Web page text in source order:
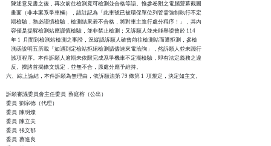
    陳述意見書之後，再次前往檢測竟可檢測並合格等語。惟參卷附之電腦營幕截圖
    畫面（非本案系爭車輛），該註記為「此車號已被環保單位列管需強制執行不定
    期檢驗，務必謹慎檢驗，檢測結果若不合格，將對車主進行處分程序！」，其內
    容僅是提醒檢測站應謹慎檢驗，並非禁止檢測；又訴願人並未能舉證曾於 114
    年 1  月間到檢測站檢測之事證，況縱認訴願人確曾前往檢測站而遭拒測，參檢
    測函說明五所載「如遇到定檢站拒絕檢測請儘速來電洽詢」，然訴願人並未踐行
    該項程序。本件訴願人逾期未依限完成系爭機車不定期檢驗，即有法定義務之違
    反。揆諸首揭條文規定，並無不合，原處分應予維持。
六、綜上論結，本件訴願為無理由，依訴願法第 79 條第 1  項規定，決定如主文。
訴願審議委員會主任委員  蔡庭榕（公出）
委員  劉宗德（代理）
委員  陳明燦
委員  陳立夫
委員  張文郁
委員  蔡進良